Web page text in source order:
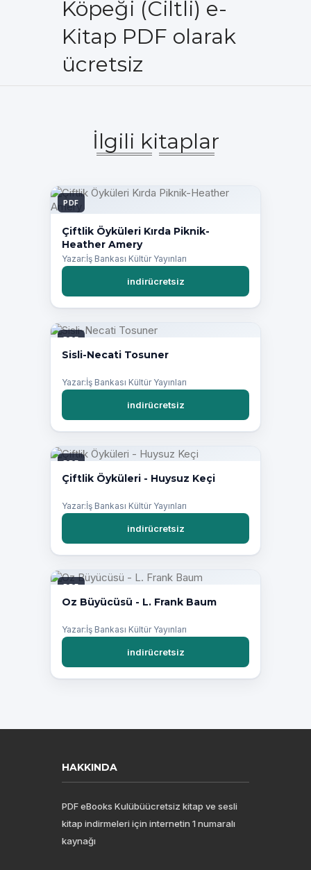
Köpeği (Ciltli) e-
Kitap PDF olarak
ücretsiz
İlgili kitaplar
PDF
Çiftlik Öyküleri Kırda Piknik-
Heather Amery
Yazar:İş Bankası Kültür Yayınları
indirücretsiz
PDF
Sisli-Necati Tosuner
Yazar:İş Bankası Kültür Yayınları
indirücretsiz
PDF
Çiftlik Öyküleri - Huysuz Keçi
Yazar:İş Bankası Kültür Yayınları
indirücretsiz
PDF
Oz Büyücüsü - L. Frank Baum
Yazar:İş Bankası Kültür Yayınları
indirücretsiz
HAKKINDA
PDF eBooks Kulübüücretsiz kitap ve sesli
kitap indirmeleri için internetin 1 numaralı
kaynağı